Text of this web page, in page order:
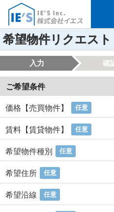
希望物件リクエスト
入力 確
ご希望条件
価格【売買物件】 任意
賃料【賃貸物件】 任意
希望物件種別 任意
希望住所 任意
希望沿線 任意